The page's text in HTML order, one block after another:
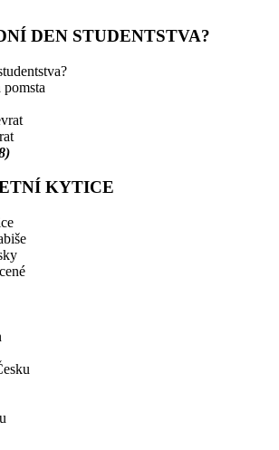
DEN STUDENTSTVA?
pomsta
KYTICE